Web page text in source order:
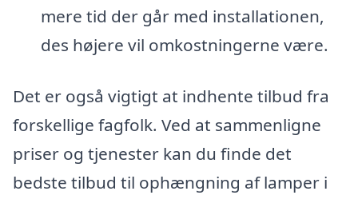
mere tid der går med installationen,
des højere vil omkostningerne være.
Det er også vigtigt at indhente tilbud fra
forskellige fagfolk. Ved at sammenligne
priser og tjenester kan du finde det
bedste tilbud til ophængning af lamper i